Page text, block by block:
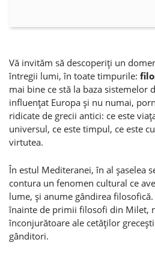
Vă invităm să descoperiţi un
întregii lumi, în toate timpurile:
mai bine ce stă la baza sistemelor
influenţat Europa şi nu numai,
ridicate de grecii antici: ce este
universul, ce este timpul, ce este
virtutea.
În estul Mediteranei, în al şaselea
contura un fenomen cultural ce
lume, şi anume gândirea
înainte de primii filosofi din Milet,
înconjurătoare ale cetăţilor
gânditori.